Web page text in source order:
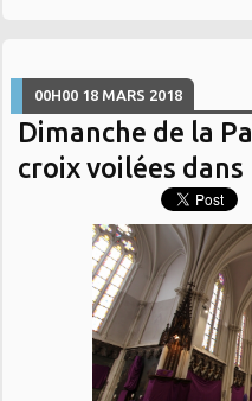
00H00 18 MARS 2018
Dimanche de la
croix voilées dans